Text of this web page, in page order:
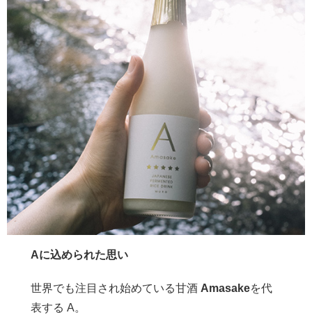
Aに込められた思い
世界でも注目され始めている甘酒 Amasakeを代
表する A。